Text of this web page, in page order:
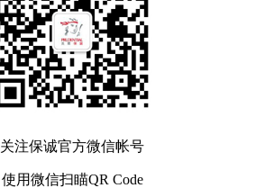
关注保诚官方微信帐号
使用微信扫瞄QR Code